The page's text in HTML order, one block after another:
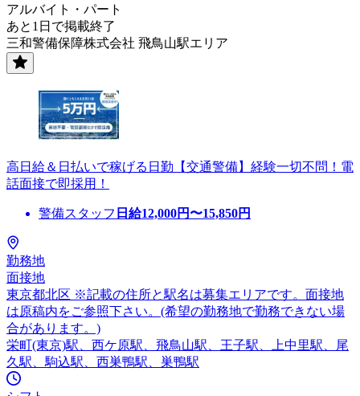
アルバイト・パート
あと1日で掲載終了
三和警備保障株式会社 飛鳥山駅エリア
高日給＆日払いで稼げる日勤【交通警備】経験一切不問！電
話面接で即採用！
警備スタッフ 日給12,000円〜15,850円
勤務地
面接地
東京都北区 ※記載の住所と駅名は募集エリアです。面接地
は原稿内をご参照下さい。(希望の勤務地で勤務できない場
合があります。)
栄町(東京)駅、西ケ原駅、飛鳥山駅、王子駅、上中里駅、尾
久駅、駒込駅、西巣鴨駅、巣鴨駅